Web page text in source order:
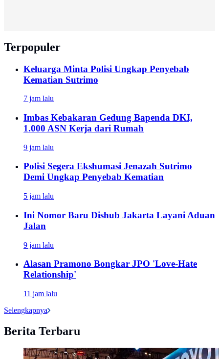
Terpopuler
Keluarga Minta Polisi Ungkap Penyebab
Kematian Sutrimo
7 jam lalu
Imbas Kebakaran Gedung Bapenda DKI,
1.000 ASN Kerja dari Rumah
9 jam lalu
Polisi Segera Ekshumasi Jenazah Sutrimo
Demi Ungkap Penyebab Kematian
5 jam lalu
Ini Nomor Baru Dishub Jakarta Layani Aduan
Jalan
9 jam lalu
Alasan Pramono Bongkar JPO 'Love-Hate
Relationship'
11 jam lalu
Selengkapnya
Berita Terbaru